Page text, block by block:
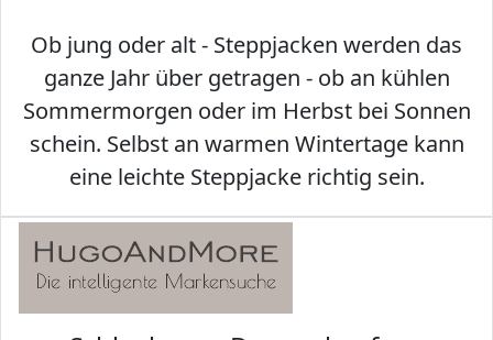
Ob jung oder alt - Steppjacken werden das
ganze Jahr über getragen - ob an kühlen
Sommermorgen oder im Herbst bei Sonnen
schein. Selbst an warmen Wintertage kann
eine leichte Steppjacke richtig sein.